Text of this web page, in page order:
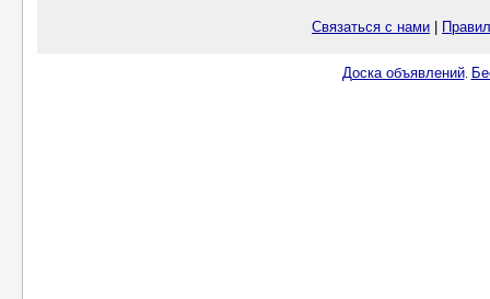
Связаться с нами
Доска объявлений.